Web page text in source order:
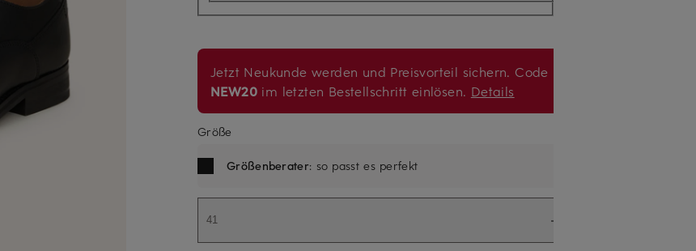
Jetzt Neukunde werden und Preisvorteil sichern. Code
NEW20 im letzten Bestellschritt einlösen. Details
Größe
Größenberater: so passt es perfekt
41